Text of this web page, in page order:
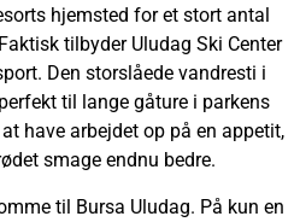
hjemsted for et stort antal
tilbyder Uludag Ski Center
Den storslåede vandresti i
til lange gåture i parkens
have arbejdet op på en appetit,
smage endnu bedre.
til Bursa Uludag. På kun en